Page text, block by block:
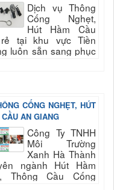
Dịch vụ Thông
Cống Nghẹt,
Hút Hầm Cầu
tại khu vực Tiền
luôn sẵn sang phục
CỐNG NGHẸT, HÚT
AN GIANG
Công Ty TNHH
Môi Trường
Xanh Hà Thành
ngành Hút Hầm
Thông Cầu Cống